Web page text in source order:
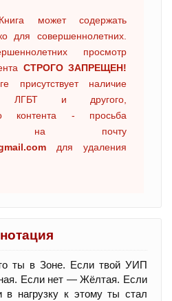
может содержать
для совершеннолетних.
просмотр
СТРОГО ЗАПРЕЩЕН!
присутствует наличие
ЛГБТ и другого,
контента - просьба
на почту
для удаления
ты в Зоне. Если твой УИП
Если нет — Жёлтая. Если
в нагрузку к этому ты стал